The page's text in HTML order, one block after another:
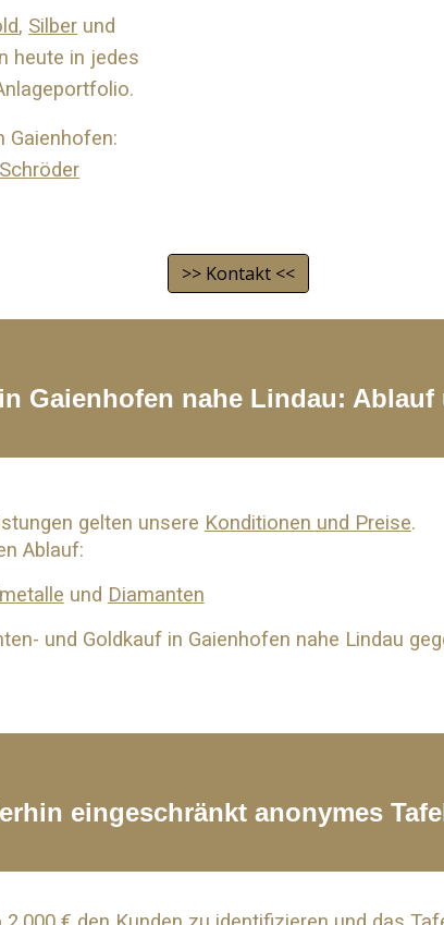
, Silber und
heute in jedes
Gaienhofen:
>> Kontakt <<
Gaienhofen nahe Lindau: Ablauf
gelten unsere Konditionen und Preise.
Ablauf:
und Diamanten
und Goldkaufin Gaienhofen nahe Lindau
eingeschränkt anonymes